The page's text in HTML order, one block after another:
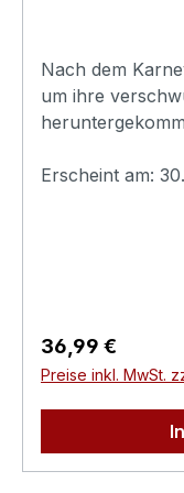
Nach dem
um ihre
Dora, lauern
Digital
Digital
:1,78 (16:9
Erscheint am:
Regulärer Preis:
36,99 €
Preise inkl. MwSt.